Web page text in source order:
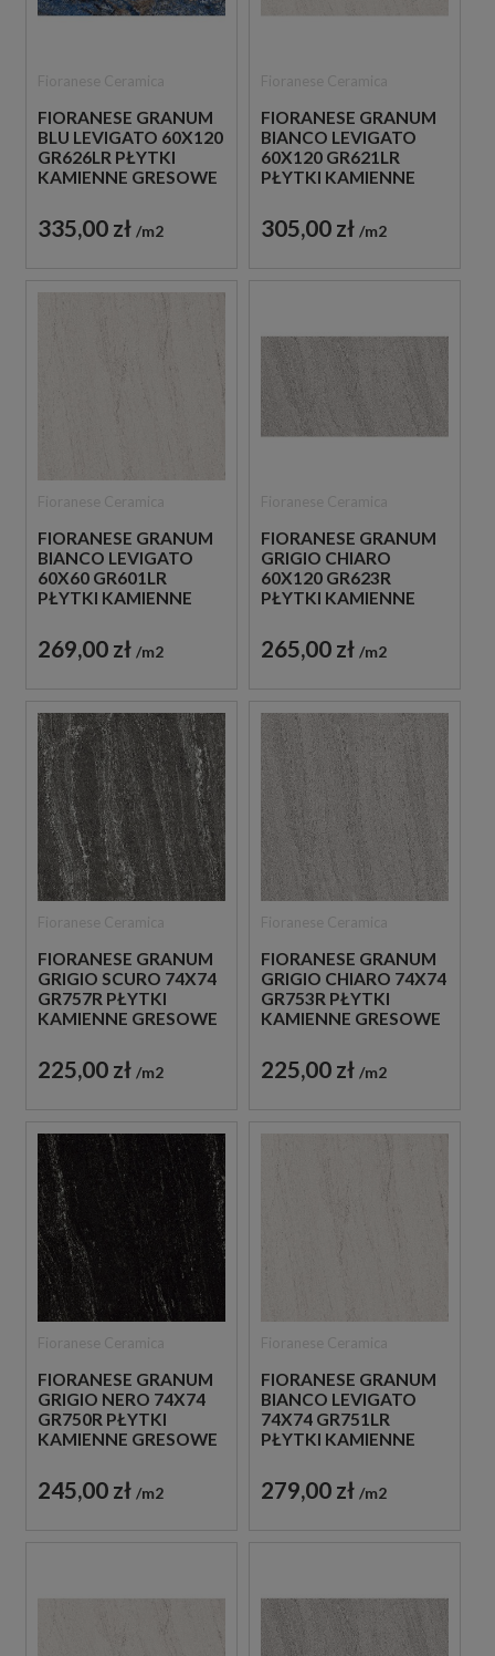
FIORANESE GRANUM
BLU LEVIGATO 60X120
GR626LR PŁYTKI
KAMIENNE GRESOWE
335,00 zł m2
FIORANESE GRANUM
BIANCO LEVIGATO
60X120 GR621LR
PŁYTKI KAMIENNE
305,00 zł m2
FIORANESE GRANUM
BIANCO LEVIGATO
60X60 GR601LR
PŁYTKI KAMIENNE
269,00 zł m2
FIORANESE GRANUM
GRIGIO CHIARO
60X120 GR623R
PŁYTKI KAMIENNE
265,00 zł m2
FIORANESE GRANUM
GRIGIO SCURO 74X74
GR757R PŁYTKI
KAMIENNE GRESOWE
225,00 zł m2
FIORANESE GRANUM
GRIGIO CHIARO 74X74
GR753R PŁYTKI
KAMIENNE GRESOWE
225,00 zł m2
FIORANESE GRANUM
GRIGIO NERO 74X74
GR750R PŁYTKI
KAMIENNE GRESOWE
245,00 zł m2
FIORANESE GRANUM
BIANCO LEVIGATO
74X74 GR751LR
PŁYTKI KAMIENNE
279,00 zł m2